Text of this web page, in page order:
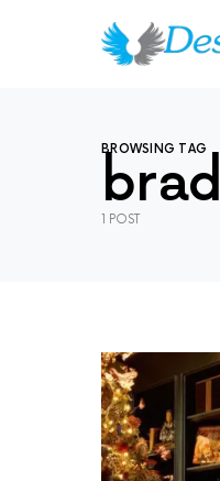
BROWSING TAG
1 POST